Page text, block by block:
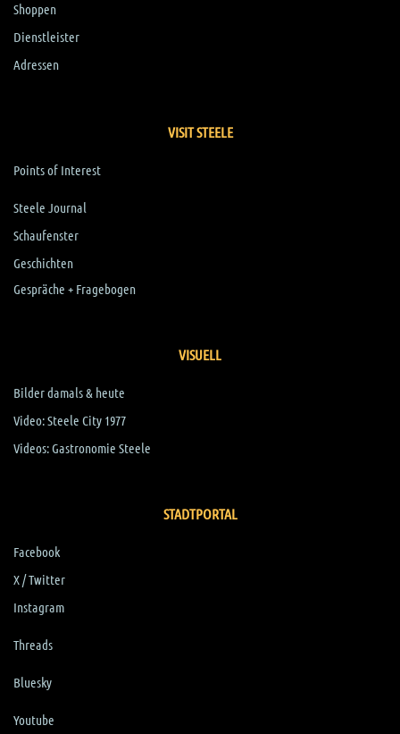
Shoppen
Dienstleister
Adressen
VISIT STEELE
Points of Interest
Steele Journal
Schaufenster
Geschichten
Gespräche + Fragebogen
VISUELL
Bilder damals & heute
Video:Steele City 1977
Videos: Gastronomie Steele
STADTPORTAL
Facebook
X / Twitter
Instagram
Threads
Bluesky
Youtube